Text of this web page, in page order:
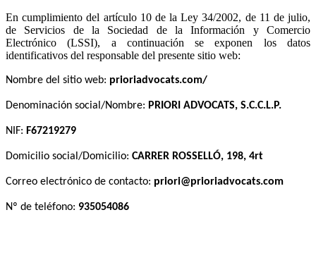
En cumplimiento del artículo 10 de la Ley 34/2002, de 11 de julio,
de Servicios de la Sociedad de la Información y Comercio
Electrónico (LSSI), a continuación se exponen los datos
identificativos del responsable del presente sitio web:
Nombre del sitio web:
Denominación social/Nombre:
NIF:
Domicilio social/Domicilio:
Correo electrónico de contacto:
Nº de teléfono: